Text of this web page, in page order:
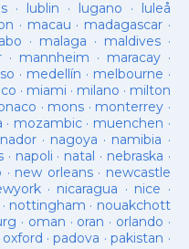
· lublin · lugano · luleå
· macau · madagascar·
· malaga · maldives·
· mannheim · maracay·
· medellín · melbourne ·
· miami · milano · milton
· mons · monterrey ·
· mozambic· muenchen ·
nador · nagoya · namibia ·
· napoli · natal · nebraska ·
· new orleans· newcastle
· nicaragua · nice ·
· nottingham · nouakchott
· oman · oran · orlando ·
oxford ·padova ·pakistan ·